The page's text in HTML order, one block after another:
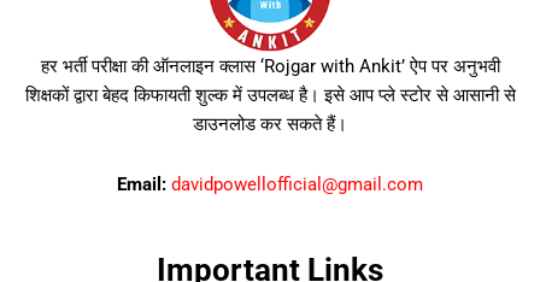
हर भर्ती परीक्षा की ऑनलाइन क्लास ‘Rojgar with Ankit’ ऐप पर अनुभवी
शिक्षकों द्वारा बेहद किफायती शुल्क में उपलब्ध है। इसे आप प्ले स्टोर से आसानी से
डाउनलोड कर सकते हैं।
Email: davidpowellofficial@gmail.com
Important Links